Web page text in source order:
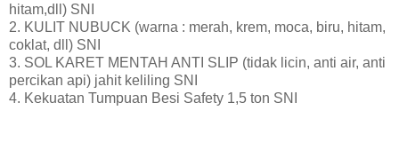
hitam,dll) SNI
2. KULIT NUBUCK (warna : merah, krem, moca, biru, hitam,
coklat, dll) SNI
3. SOL KARET MENTAH ANTI SLIP (tidak licin, anti air, anti
percikan api) jahit keliling SNI
4. Kekuatan Tumpuan Besi Safety 1,5 ton SNI